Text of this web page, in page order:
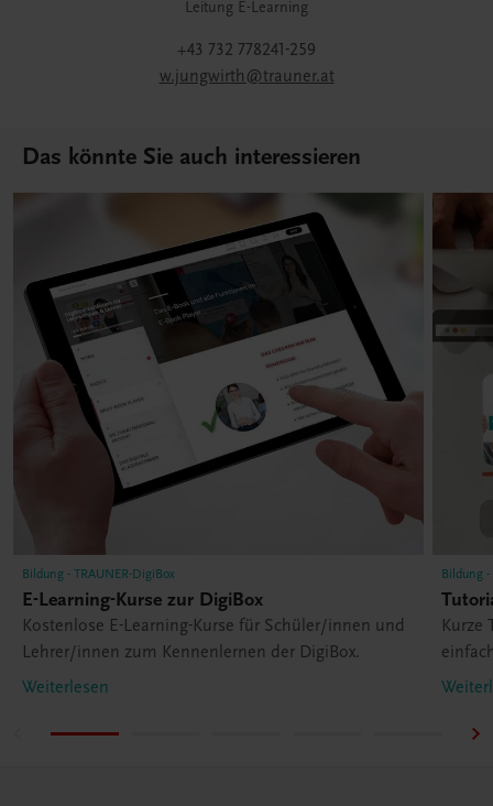
Leitung E-Learning
+43 732 778241-259
w.jungwirth@trauner.at
Das könnte Sie auch interessieren
Bildung - TRAUNER-DigiBox
E-Learning-Kurse zur DigiBox
Kostenlose E-Learning-Kurse für Schüler/innen und
Lehrer/innen zum Kennenlernen der DigiBox.
Weiterlesen
Bildung -
Kurze